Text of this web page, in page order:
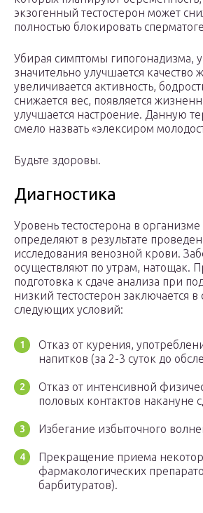
экзогенный тестостерон может
полностью блокировать
Убирая симптомы гипогонадизма,
значительно улучшается качество
увеличивается активность,
снижается вес, появляется
улучшается настроение. Данную
смело назвать «элексиром
Будьте здоровы.
Диагностика
Уровень тестостерона в
определяют в результате
исследования венозной крови.
осуществляют по утрам, натощак.
подготовка к сдаче анализа при
низкий тестостерон заключается
следующих условий:
Отказ от курения,
напитков (за 2-3 суток до
Отказ от интенсивной
половых контактов накануне
Избегание избыточного
Прекращение приема
фармакологических
барбитуратов).